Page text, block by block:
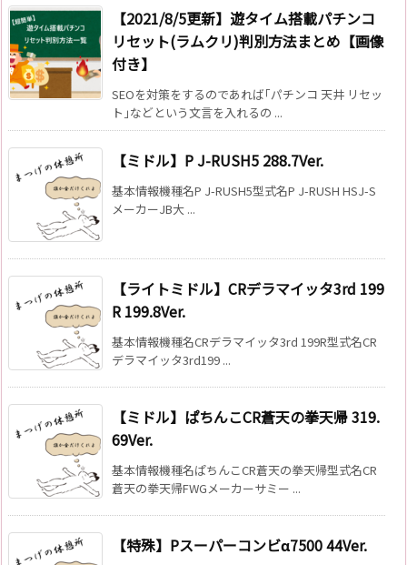
【2021/8/5更新】遊タイム搭載パチンコ
リセット(ラムクリ)判別方法まとめ【画像
付き】
SEOを対策をするのであれば｢パチンコ 天井 リセッ
ト｣などという文言を入れるの ...
【ミドル】P J-RUSH5 288.7Ver.
基本情報機種名P J-RUSH5型式名P J-RUSH HSJ-S
メーカーJB大 ...
【ライトミドル】CRデラマイッタ3rd 199
R 199.8Ver.
基本情報機種名CRデラマイッタ3rd 199R型式名CR
デラマイッタ3rd199 ...
【ミドル】ぱちんこCR蒼天の拳天帰 319.
69Ver.
基本情報機種名ぱちんこCR蒼天の拳天帰型式名CR
蒼天の拳天帰FWGメーカーサミー ...
【特殊】Pスーパーコンビα7500 44Ver.